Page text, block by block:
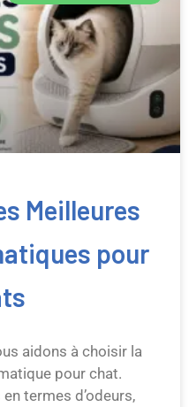
Meilleures
pour
aidons à choisir la
pour chat.
termes d’odeurs,